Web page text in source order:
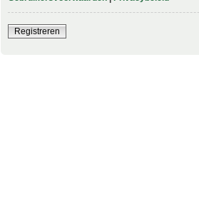
Registreren